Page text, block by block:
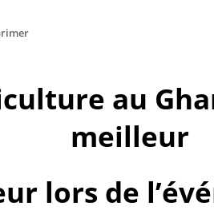
au
meilleur
lors de